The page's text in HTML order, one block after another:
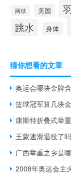
网球 美国
跳水 身体
猜你想看的文章
奥运会哪块金牌
篮球冠军算几块
康斯特折叠式举
王蒙速滑退役了吗
广西举重之乡是
2008年奥运会主